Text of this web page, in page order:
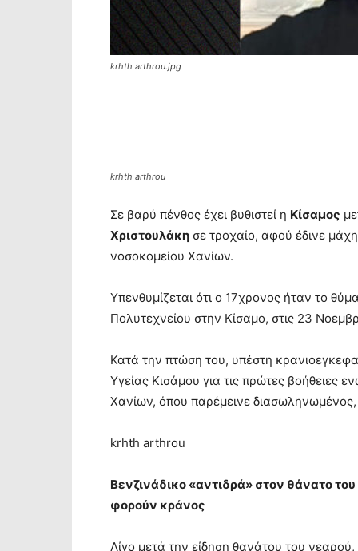
krhth arthrou.jpg
krhth arthrou
Σε βαρύ πένθος έχει βυθιστεί η Κίσαμος
Χριστουλάκη σε τροχαίο, αφού έδινε
νοσοκομείου Χανίων.
Υπενθυμίζεται ότι ο 17χρονος ήταν το
Πολυτεχνείου στην Κίσαμο, στις 23
Κατά την πτώση του, υπέστη
Υγείας Κισάμου για τις πρώτες βοήθειες
Χανίων, όπου παρέμεινε
krhth arthrou
Βενζινάδικο «αντιδρά» στον θάνατο
φορούν κράνος
Λίγο μετά την είδηση θανάτου του